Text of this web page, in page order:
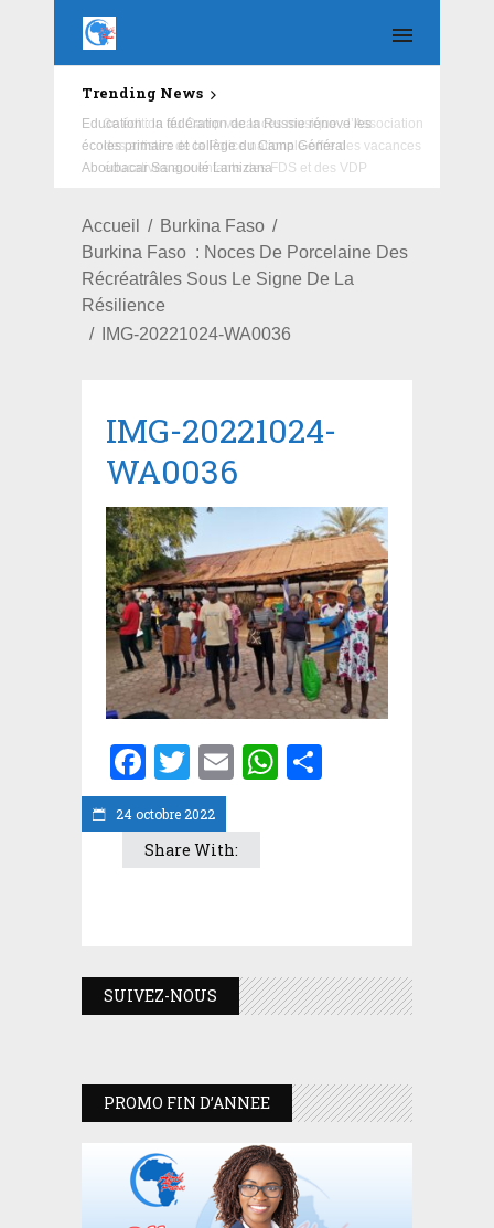
Trending News
Education : la fédération de la Russie rénove les
écoles primaire et collège du Camp Général
Aboubacar Sangoulé Lamizana
Accueil
Burkina Faso
Burkina Faso : Noces De Porcelaine Des
Récréatrâles Sous Le Signe De La
Résilience
IMG-20221024-WA0036
24 octobre 2022
IMG-20221024-
WA0036
Facebook
Twitter
EmailWhatsApp
Share With:
SUIVEZ-NOUS
PROMO FIN D’ANNEE